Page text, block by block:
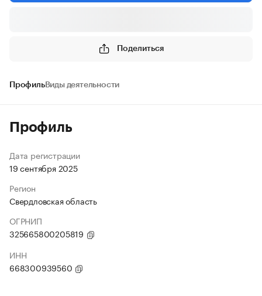
Поделиться
ПрофильВиды деятельности
Профиль
Дата регистрации
19 сентября 2025
Регион
Свердловская область
ОГРНИП
325665800205819
ИНН
668300939560